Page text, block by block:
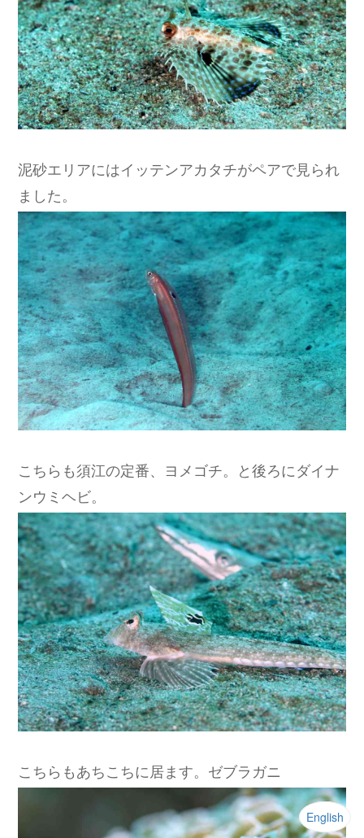
泥砂エリアにはイッテンアカタチがペアで見られ
ました。
こちらも須江の定番、ヨメゴチ。と後ろにダイナ
ンウミヘビ。
こちらもあちこちに居ます。ゼブラガニ
English